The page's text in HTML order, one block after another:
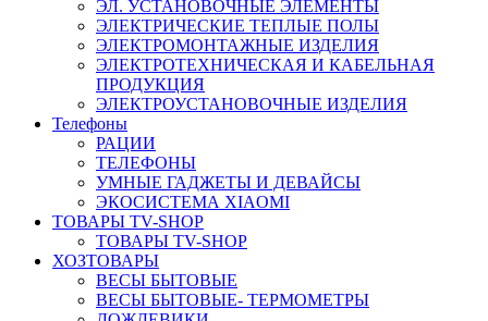
ЭЛ. УСТАНОВОЧНЫЕ ЭЛЕМЕНТЫ
ЭЛЕКТРИЧЕСКИЕ ТЕПЛЫЕ ПОЛЫ
ЭЛЕКТРОМОНТАЖНЫЕ ИЗДЕЛИЯ
ЭЛЕКТРОТЕХНИЧЕСКАЯ И КАБЕЛЬНАЯ
ПРОДУКЦИЯ
ЭЛЕКТРОУСТАНОВОЧНЫЕ ИЗДЕЛИЯ
Телефоны
РАЦИИ
ТЕЛЕФОНЫ
УМНЫЕ ГАДЖЕТЫ И ДЕВАЙСЫ
ЭКОСИСТЕМА XIAOMI
ТОВАРЫ TV-SHOP
ТОВАРЫ TV-SHOP
ХОЗТОВАРЫ
ВЕСЫ БЫТОВЫЕ
ВЕСЫ БЫТОВЫЕ- ТЕРМОМЕТРЫ